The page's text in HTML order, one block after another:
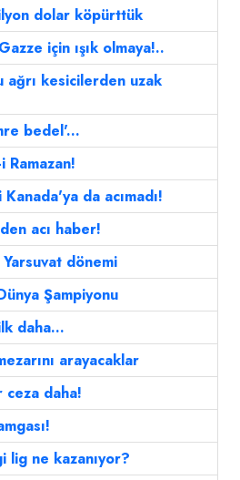
dolar köpürttük
için ışık olmaya!..
kesicilerden uzak
bedel'...
Ramazan!
da acımadı!
acı haber!
dönemi
Şampiyonu
daha...
arayacaklar
daha!
lig ne kazanıyor?